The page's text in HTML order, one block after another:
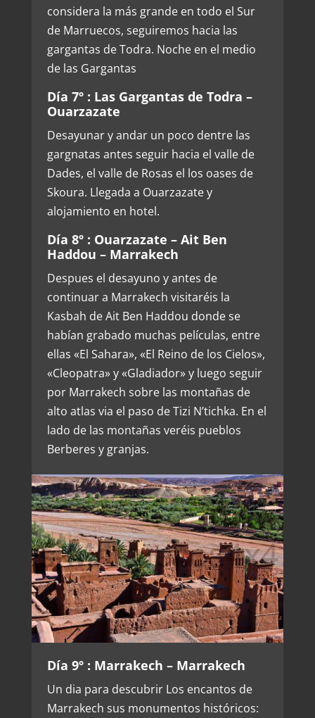
considera la más grande en todo el Sur
de Marruecos, seguiremos hacia las
gargantas de Todra. Noche en el medio
de las Gargantas
Día 7º : Las Gargantas de Todra –
Ouarzazate
Desayunar y andar un poco dentre las
gargnatas antes seguir hacia el valle de
Dades, el valle de Rosas el los oases de
Skoura. Llegada a Ouarzazate y
alojamiento en hotel.
Día 8º : Ouarzazate – Ait Ben
Haddou – Marrakech
Despues el desayuno y antes de
continuar a Marrakech visitaréis la
Kasbah de Ait Ben Haddou donde se
habían grabado muchas películas, entre
ellas «El Sahara», «El Reino de los Cielos»,
«Cleopatra» y «Gladiador» y luego seguir
por Marrakech sobre las montañas de
alto atlas via el paso de Tizi N’tichka. En el
lado de las montañas veréis pueblos
Berberes y granjas.
Día 9º : Marrakech – Marrakech
Un dia para descubrir Los encantos de
Marrakech sus monumentos históricos: